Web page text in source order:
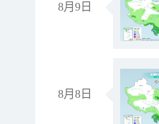
8月9日
8月8日